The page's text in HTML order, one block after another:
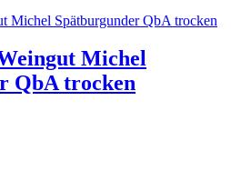
Michel
QbA trocken